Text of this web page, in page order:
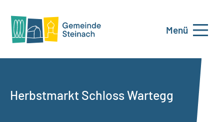
Menü
Herbstmarkt Schloss Wartegg